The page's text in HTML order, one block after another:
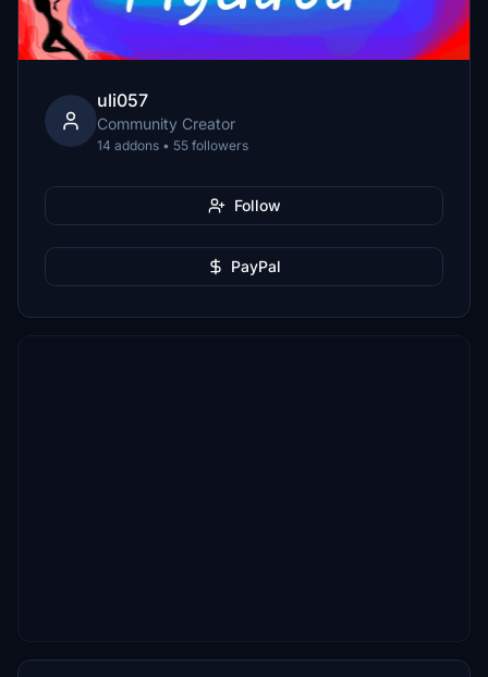
uli057
Community Creator
14 addons • 55 followers
Follow
PayPal